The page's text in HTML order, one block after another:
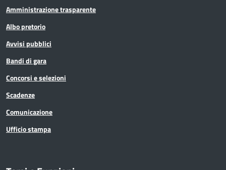
Amministrazione trasparente
Albo pretorio
Avvisi pubblici
Bandi di gara
Concorsi e selezioni
Scadenze
Comunicazione
Ufficio stampa